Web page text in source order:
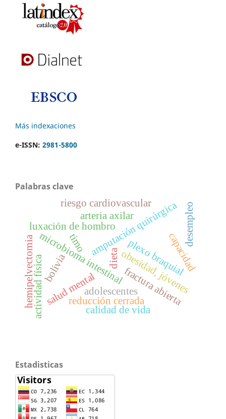
Más indexaciones
e-ISSN: 2981-5800
Palabras clave
microbioma intestinal
dieta
salud mental
amputación quirúrgica
luxación de hombro
reducción cerrada
plexo braquial
arteria axilar
hemipelvectomia fractura abierta
calidad de vida
riesgo cardiovascular
obesidad, jóvenes
actividad física adolescentes
bolivia capacidad
desempleo
timo
Estadisticas